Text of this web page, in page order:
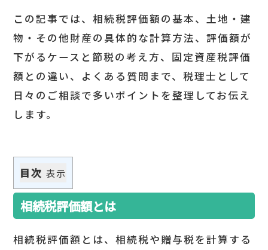
この記事では、相続税評価額の基本、土地・建
物・その他財産の具体的な計算方法、評価額が
下がるケースと節税の考え方、固定資産税評価
額との違い、よくある質問まで、税理士として
日々のご相談で多いポイントを整理してお伝え
します。
目次 表示
相続税評価額とは
相続税評価額とは、相続税や贈与税を計算する